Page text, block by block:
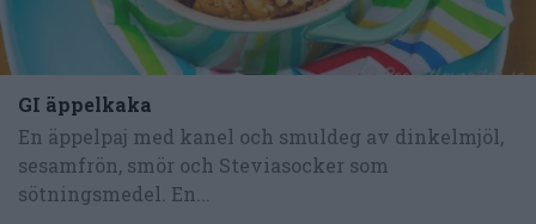
GI äppelkaka
En äppelpaj med kanel och smuldeg av dinkelmjöl,
sesamfrön, smör och Steviasocker som
sötningsmedel. En...